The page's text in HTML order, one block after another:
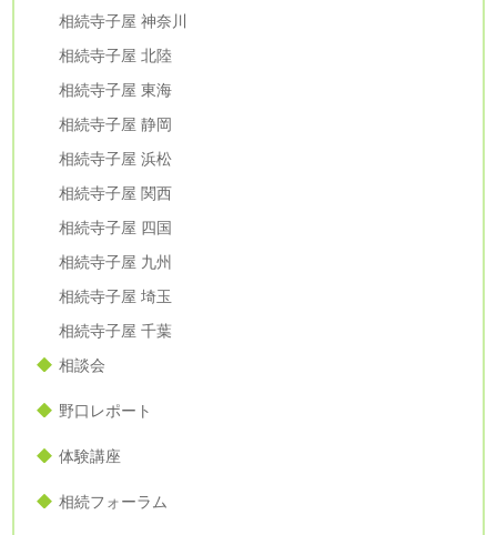
相続寺子屋 神奈川
相続寺子屋 北陸
相続寺子屋 東海
相続寺子屋 静岡
相続寺子屋 浜松
相続寺子屋 関西
相続寺子屋 四国
相続寺子屋 九州
相続寺子屋 埼玉
相続寺子屋 千葉
相談会
野口レポート
体験講座
相続フォーラム